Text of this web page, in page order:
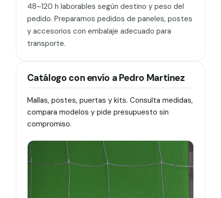
48–120 h laborables según destino y peso del
pedido. Preparamos pedidos de paneles, postes
y accesorios con embalaje adecuado para
transporte.
Catálogo con envío a Pedro Martinez
Mallas, postes, puertas y kits. Consulta medidas,
compara modelos y pide presupuesto sin
compromiso.